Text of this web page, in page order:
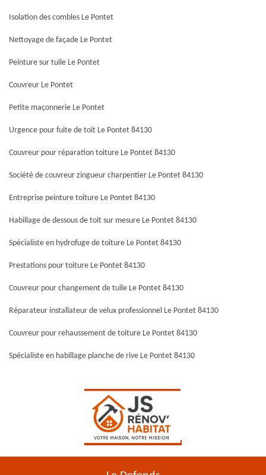
Isolation des combles Le Pontet
Nettoyage de façade Le Pontet
Peinture sur tuile Le Pontet
Couvreur Le Pontet
Petite maçonnerie Le Pontet
Urgence pour fuite de toit Le Pontet 84130
Couvreur pour réparation toiture Le Pontet 84130
Société de couvreur zingueur charpentier Le Pontet 84130
Entreprise peinture toiture Le Pontet 84130
Habillage de dessous de toit sur mesure Le Pontet 84130
Spécialiste en hydrofuge de toiture Le Pontet 84130
Prestations pour toiture Le Pontet 84130
Couvreur pour changement de tuile Le Pontet 84130
Réparateur installateur de velux professionnel Le Pontet 84130
Couvreur pour rehaussement de toiture Le Pontet 84130
Spécialiste en habillage planche de rive Le Pontet 84130